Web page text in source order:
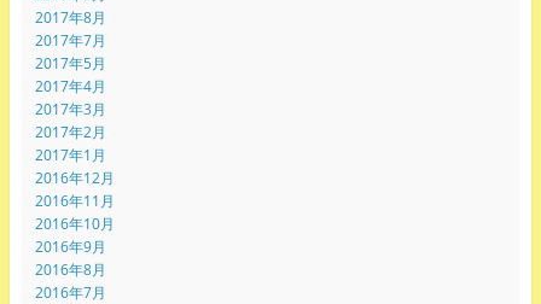
2017年8月
2017年7月
2017年5月
2017年4月
2017年3月
2017年2月
2017年1月
2016年12月
2016年11月
2016年10月
2016年9月
2016年8月
2016年7月